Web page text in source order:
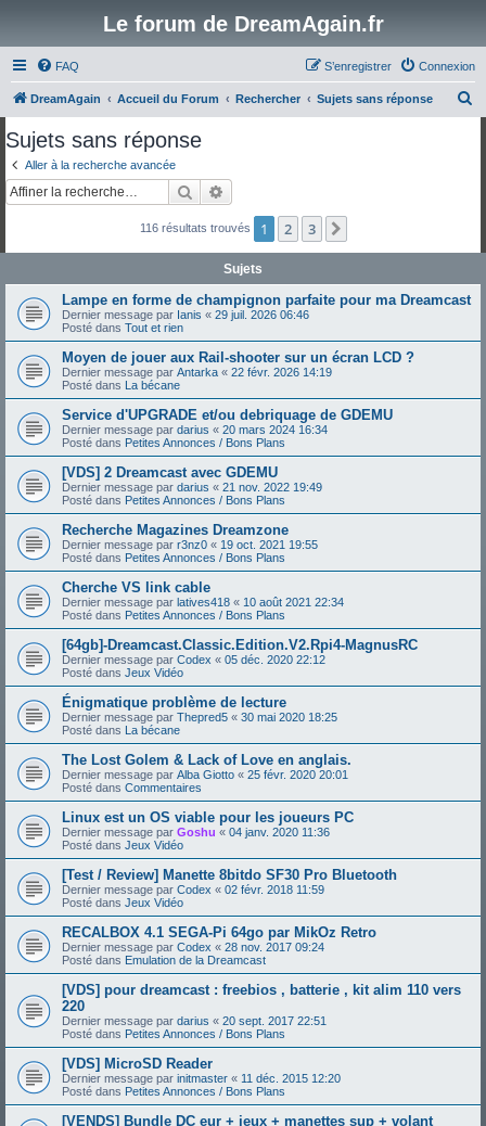
Le forum de DreamAgain.fr
FAQ Connexion
S’enregistrer
DreamAgain Accueil du Forum Rechercher Sujets sans réponse
c
Sujets sans réponse
Aller à la recherche avancée
Rechercher
116 résultats trouvés 1 2 3
Sujets
Lampe en forme de champignon parfaite pour ma Dreamcast
Dernier message par Ianis « 29 juil. 2026 06:46
Posté dans Tout et rien
Moyen de jouer aux Rail-shooter sur un écran LCD ?
Dernier message par Antarka « 22 févr. 2026 14:19
Posté dans La bécane
Service d'UPGRADE et/ou debriquage de GDEMU
Dernier message par darius « 20 mars 2024 16:34
Posté dans Petites Annonces / Bons Plans
[VDS] 2 Dreamcast avec GDEMU
Dernier message par darius « 21 nov. 2022 19:49
Posté dans Petites Annonces / Bons Plans
Recherche Magazines Dreamzone
Dernier message par r3nz0 « 19 oct. 2021 19:55
Posté dans Petites Annonces / Bons Plans
Cherche VS link cable
Dernier message par latives418 « 10 août 2021 22:34
Posté dans Petites Annonces / Bons Plans
[64gb]-Dreamcast.Classic.Edition.V2.Rpi4-MagnusRC
Dernier message par Codex « 05 déc. 2020 22:12
Posté dans Jeux Vidéo
Énigmatique problème de lecture
Dernier message par Thepred5 « 30 mai 2020 18:25
Posté dans La bécane
The Lost Golem & Lack of Love en anglais.
Dernier message par Alba Giotto « 25 févr. 2020 20:01
Posté dans Commentaires
Linux est un OS viable pour les joueurs PC
Dernier message par Goshu « 04 janv. 2020 11:36
Posté dans Jeux Vidéo
[Test / Review] Manette 8bitdo SF30 Pro Bluetooth
Dernier message par Codex « 02 févr. 2018 11:59
Posté dans Jeux Vidéo
RECALBOX 4.1 SEGA-Pi 64go par MikOz Retro
Dernier message par Codex « 28 nov. 2017 09:24
Posté dans Emulation de la Dreamcast
[VDS] pour dreamcast : freebios , batterie , kit alim 110 vers
220
Dernier message par darius « 20 sept. 2017 22:51
Posté dans Petites Annonces / Bons Plans
[VDS] MicroSD Reader
Dernier message par initmaster « 11 déc. 2015 12:20
Posté dans Petites Annonces / Bons Plans
[VENDS] Bundle DC eur + jeux + manettes sup + volant